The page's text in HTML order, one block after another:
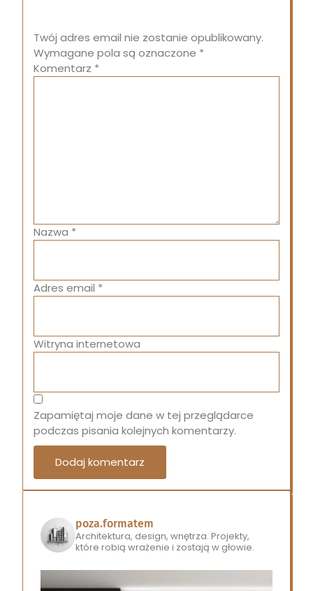
Twój adres email nie zostanie opublikowany.
Wymagane pola są oznaczone *
Komentarz *
Nazwa *
Adres email *
Witryna internetowa
Zapamiętaj moje dane w tej przeglądarce
podczas pisania kolejnych komentarzy.
poza.formatem
Architektura, design, wnętrza. Projekty,
które robią wrażenie i zostają w głowie.